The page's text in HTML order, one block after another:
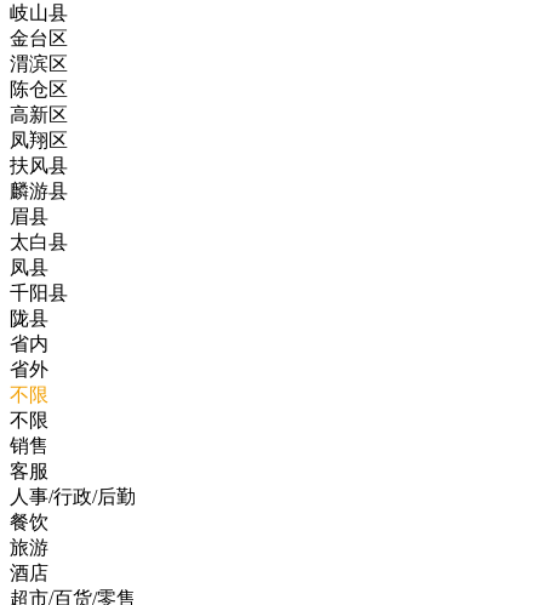
岐山县
金台区
渭滨区
陈仓区
高新区
凤翔区
扶风县
麟游县
眉县
太白县
凤县
千阳县
陇县
省内
省外
不限
不限
销售
客服
人事/行政/后勤
餐饮
旅游
酒店
超市/百货/零售